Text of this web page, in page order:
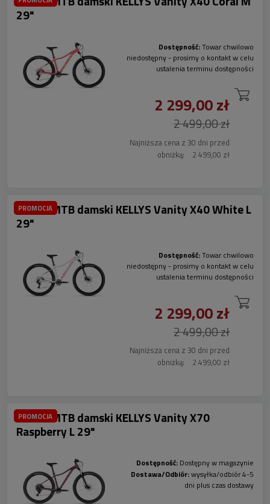
29"
Dostępność:Towar chwilowo
niedostępny - prosimy o kontakt w celu
ustalenia terminu dostępności
2 299,00 zł
2 499,00 zł
Najniższa cena z 30 dni przed
obniżką:
2 499,00 zł
Rower MTB damski KELLYS Vanity X40 White L
29"
Dostępność:Towar chwilowo
niedostępny - prosimy o kontakt w celu
ustalenia terminu dostępności
2 299,00 zł
2 499,00 zł
Najniższa cena z 30 dni przed
obniżką:
2 499,00 zł
PROMOCJA
Rower MTB damski KELLYS Vanity X70
Raspberry L 29"
Dostępność: Dostępny w magazynie
Dostawa/Odbiór:wysyłka/odbiór 4-5
dni plus czas dostawy
PROMOCJA